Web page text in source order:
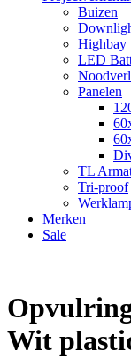
Buizen
Highbay
LED
Panelen
TL
Tri-proof
Merken
Sale
Wit